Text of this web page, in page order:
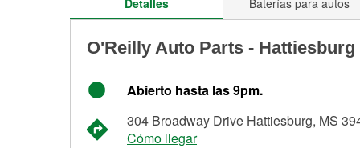
Detalles Baterías para autos
O'Reilly Auto Parts - Hattiesburg
Abierto hasta las 9pm.
304 Broadway Drive Hattiesburg, MS
Cómo llegar